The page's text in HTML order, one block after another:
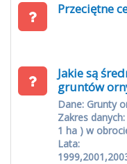
Przeciętne
Jakie są
gruntów
Dane: Grunty
Zakres
1 ha ) w
Lata: